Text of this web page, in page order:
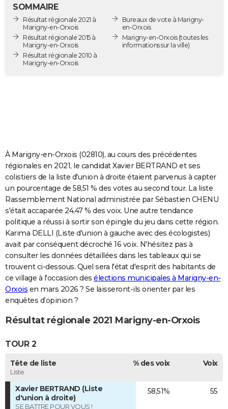
Destinations
City break
Voyage nature
Voyage de noces
Forum
Climat
GUIDES D'ACHAT
BONS PLANS
S'inscrire
Se connecter
Lycées
Collèges
Primaires
Universités
Entreprises
Service militaire
Avis de recherche
AVIS DE DÉCÈS
FORUM
Bricolage
Lifestyle
Culture
Sport
Auto
Television
Voyage
Cinema
SOMMAIRE
Résultat régionale 2021 à
Marigny-en-Orxois
Résultat régionale 2015 à
Marigny-en-Orxois
Résultat régionale 2010 à
Marigny-en-Orxois
Bureaux de vote à Marigny-
en-Orxois
Marigny-en-Orxois(toutes les
informations sur la ville)
À Marigny-en-Orxois (02810), au cours des précédentes
régionales en 2021, le candidat Xavier BERTRAND et ses
colistiers de la liste d'union à droite étaient parvenus à capter
un pourcentage de 58,51 % des votes au second tour. La liste
Rassemblement National administrée par Sébastien CHENU
s'était accaparée 24,47 % des voix. Une autre tendance
politique a réussi à sortir son épingle du jeu dans cette région.
Karima DELLI (Liste d'union à gauche avec des écologistes)
avait par conséquent décroché 16 voix. N'hésitez pas à
consulter les données détaillées dans les tableaux qui se
trouvent ci-dessous. Quel sera l'état d'esprit des habitants de
ce village à l'occasion des élections municipales à Marigny-en-
Orxois en mars 2026 ? Se laisseront-ils orienter par les
enquêtes d’opinion ?
Résultat régionale 2021 Marigny-en-Orxois
TOUR 2
Tête de liste
Liste
% des voix Voix
Xavier BERTRAND (Liste
d'union à droite)
SE BATTRE POUR VOUS !
58,51% 55